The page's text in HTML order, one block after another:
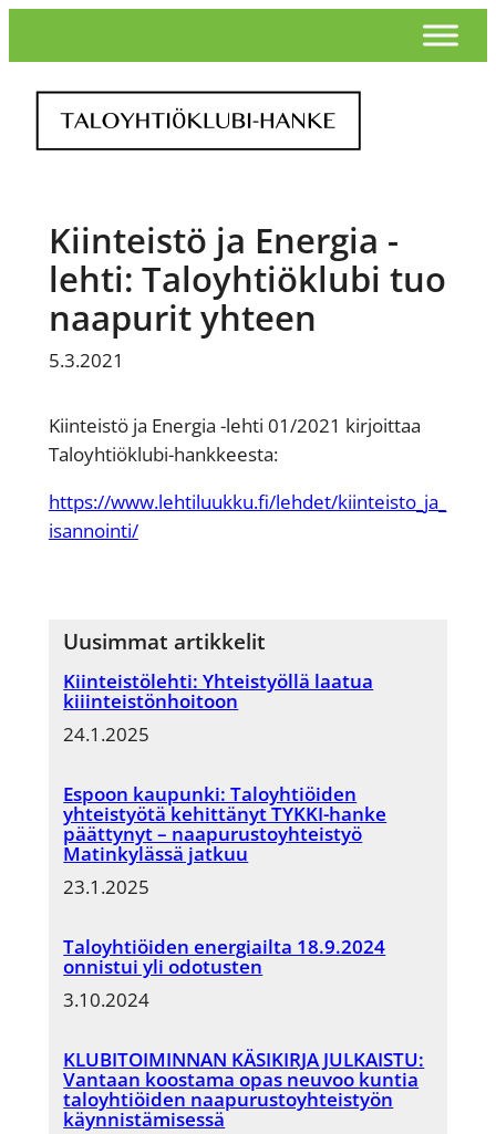
Kiinteistö ja Energia -
lehti: Taloyhtiöklubi tuo
naapurit yhteen
5.3.2021
Kiinteistö ja Energia -lehti 01/2021 kirjoittaa
Taloyhtiöklubi-hankkeesta:
https://www.lehtiluukku.fi/lehdet/kiinteisto_ja_
isannointi/
Uusimmat artikkelit
Kiinteistölehti: Yhteistyöllä laatua
kiiinteistönhoitoon
24.1.2025
Espoon kaupunki: Taloyhtiöiden
yhteistyötä kehittänyt TYKKI-hanke
päättynyt – naapurustoyhteistyö
Matinkylässä jatkuu
23.1.2025
Taloyhtiöiden energiailta 18.9.2024
onnistui yli odotusten
3.10.2024
KLUBITOIMINNAN KÄSIKIRJA JULKAISTU:
Vantaan koostama opas neuvoo kuntia
taloyhtiöiden naapurustoyhteistyön
käynnistämisessä